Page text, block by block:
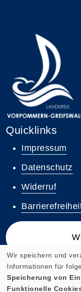
Quicklinks
Impressum
Datenschutz
Widerruf
Wir speichern und
Informationen für
Speicherung von
Funktionelle